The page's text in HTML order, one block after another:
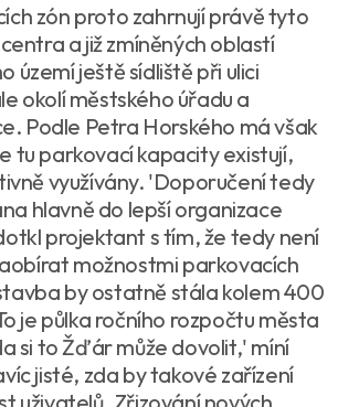
zón proto zahrnují právě tyto
a již zmíněných oblastí
území ještě sídliště při ulici
okolí městského úřadu a
Podle Petra Horského má však
tu parkovací kapacity existují,
využívány. 'Doporučení tedy
hlavně do lepší organizace
projektant s tím, že tedy není
možnostmi parkovacích
by ostatně stála kolem 400
je půlka ročního rozpočtu města
si to Žďár může dovolit,' míní
jisté, zda by takové zařízení
uživatelů. Zřizování nových